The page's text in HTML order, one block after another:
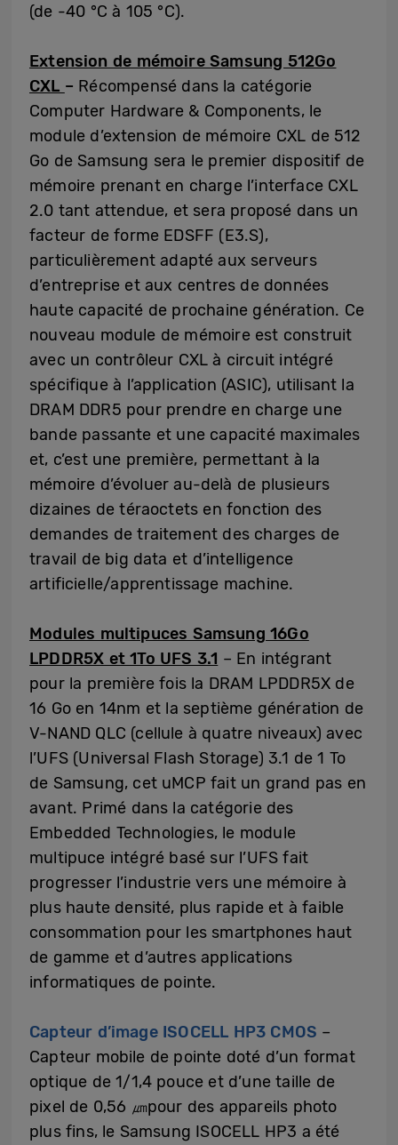
(de -40 °C à 105 °C).
Extension de mémoire Samsung 512Go
CXL – Récompensé dans la catégorie
Computer Hardware & Components, le
module d’extension de mémoire CXL de 512
Go de Samsung sera le premier dispositif de
mémoire prenant en charge l’interface CXL
2.0 tant attendue, et sera proposé dans un
facteur de forme EDSFF (E3.S),
particulièrement adapté aux serveurs
d’entreprise et aux centres de données
haute capacité de prochaine génération. Ce
nouveau module de mémoire est construit
avec un contrôleur CXL à circuit intégré
spécifique à l’application (ASIC), utilisant la
DRAM DDR5 pour prendre en charge une
bande passante et une capacité maximales
et, c’est une première, permettant à la
mémoire d’évoluer au-delà de plusieurs
dizaines de téraoctets en fonction des
demandes de traitement des charges de
travail de big data et d’intelligence
artificielle/apprentissage machine.
Modules multipuces Samsung 16Go
LPDDR5X et 1To UFS 3.1 – En intégrant
pour la première fois la DRAM LPDDR5X de
16 Go en 14nm et la septième génération de
V-NAND QLC (cellule à quatre niveaux) avec
l’UFS (Universal Flash Storage) 3.1 de 1 To
de Samsung, cet uMCP fait un grand pas en
avant. Primé dans la catégorie des
Embedded Technologies, le module
multipuce intégré basé sur l’UFS fait
progresser l’industrie vers une mémoire à
plus haute densité, plus rapide et à faible
consommation pour les smartphones haut
de gamme et d’autres applications
informatiques de pointe.
Capteur d’image ISOCELL HP3 CMOS –
Capteur mobile de pointe doté d’un format
optique de 1/1,4 pouce et d’une taille de
pixel de 0,56 ㎛pour des appareils photo
plus fins, le Samsung ISOCELL HP3 a été